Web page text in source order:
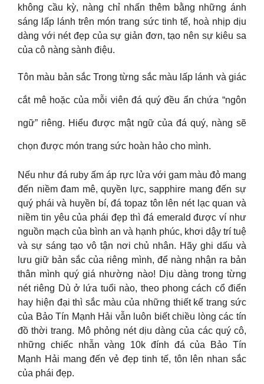
không cầu kỳ, nàng chỉ nhấn thêm bằng những ánh
sáng lấp lánh trên món trang sức tinh tế, hoà nhịp dịu
dàng với nét đẹp của sự giản đơn, tạo nên sự kiêu sa
của cô nàng sành điệu.​
Tôn màu bản sắc Trong từng sắc màu lấp lánh và giác
cắt mê hoặc của mỗi viên đá quý đều ẩn chứa “ngôn
ngữ” riêng. Hiểu được mật ngữ của đá quý, nàng sẽ
chọn được món trang sức hoàn hảo cho mình.
Nếu như đá ruby ấm áp rực lửa với gam màu đỏ mang
đến niềm đam mê, quyền lực, sapphire mang đến sự
quý phái và huyền bí, đá topaz tôn lên nét lạc quan và
niềm tin yêu của phái đẹp thì đá emerald được ví như
nguồn mạch của bình an và hạnh phúc, khơi dậy trí tuệ
và sự sáng tạo vô tận nơi chủ nhân. Hãy ghi dấu và
lưu giữ bản sắc của riêng mình, để nàng nhận ra bản
thân mình quý giá nhường nào! Dịu dàng trong từng
nét riêng Dù ở lứa tuổi nào, theo phong cách cổ điển
hay hiện đại thì sắc màu của những thiết kế trang sức
của Bảo Tín Mạnh Hải vẫn luôn biết chiều lòng các tín
đồ thời trang. Mô phỏng nét dịu dàng của các quý cô,
những chiếc nhẫn vàng 10k đính đá của Bảo Tín
Mạnh Hải mang đến vẻ đẹp tinh tế, tôn lên nhan sắc
của phái đẹp.